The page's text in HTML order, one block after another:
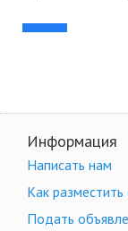
Информация
Написать нам
Как
Подать